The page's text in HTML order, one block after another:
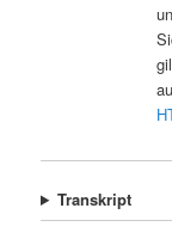
Transkript